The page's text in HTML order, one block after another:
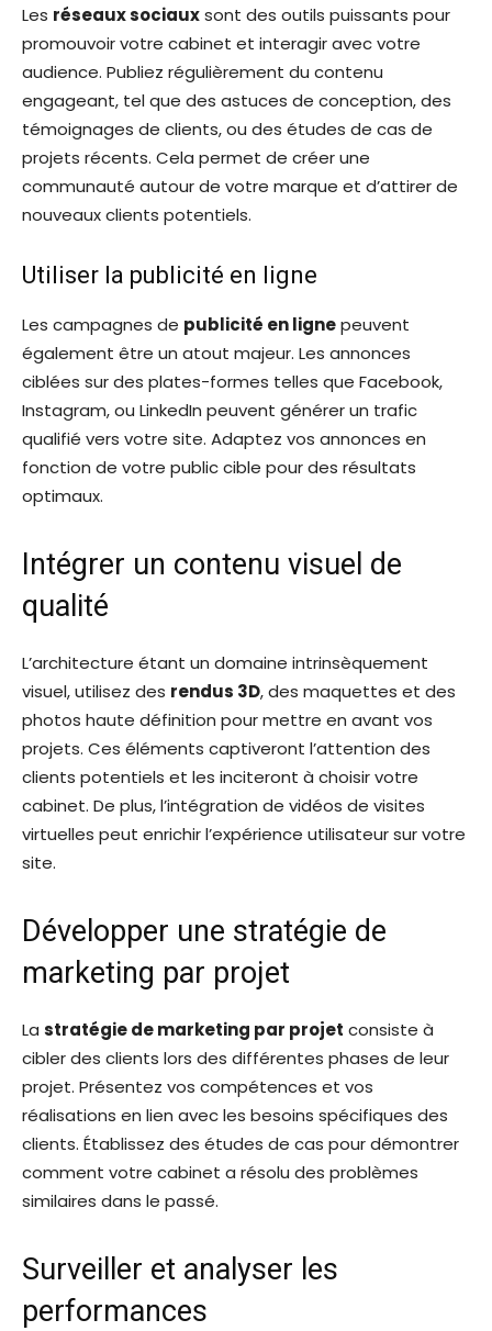
Les réseaux sociauxsont des outils puissants pour
promouvoir votre cabinet et interagir avec votre
audience. Publiez régulièrement du contenu
engageant, tel que des astuces de conception, des
témoignages de clients, ou des études de cas de
projets récents. Cela permet de créer une
communauté autour de votre marque et d’attirer de
nouveaux clients potentiels.
Utiliser la publicité en ligne
Les campagnes de publicité en lignepeuvent
également être un atout majeur. Les annonces
ciblées sur des plates-formes telles que Facebook,
Instagram, ou LinkedIn peuvent générer un trafic
qualifié vers votre site. Adaptez vos annonces en
fonction de votre public cible pour des résultats
optimaux.
Intégrer un contenu visuel de
qualité
L’architecture étant un domaine intrinsèquement
visuel, utilisez des rendus 3D, des maquettes et des
photos haute définition pour mettre en avant vos
projets. Ces éléments captiveront l’attention des
clients potentiels et les inciteront à choisir votre
cabinet. De plus, l’intégration de vidéos de visites
virtuelles peut enrichir l’expérience utilisateur sur votre
site.
Développer une stratégie de
marketing par projet
La stratégie de marketing par projet consiste à
cibler des clients lors des différentes phases de leur
projet. Présentez vos compétences et vos
réalisations en lien avec les besoins spécifiques des
clients. Établissez des études de cas pour démontrer
comment votre cabinet a résolu des problèmes
similaires dans le passé.
Surveiller et analyser les
performances